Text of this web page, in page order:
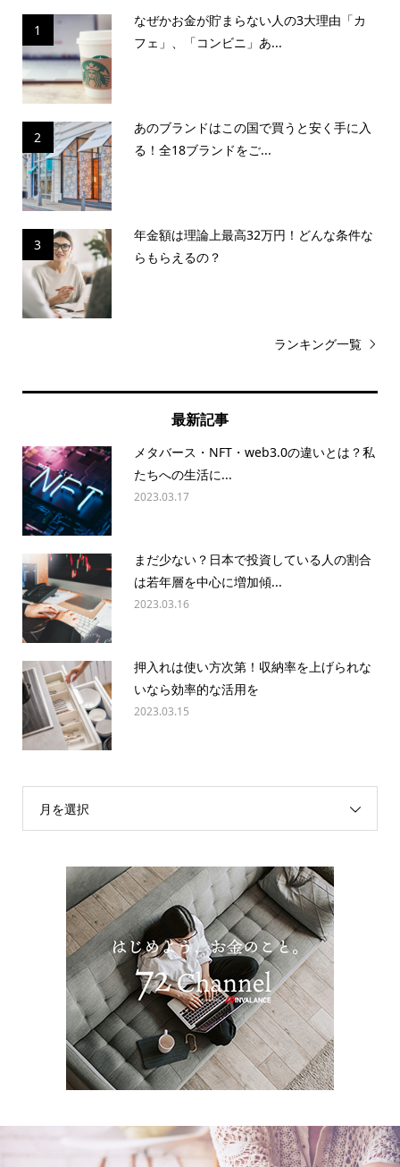
1
なぜかお金が貯まらない人の3大理由「カ
フェ」、「コンビニ」あ...
2
あのブランドはこの国で買うと安く手に入
る！全18ブランドをご...
3
年金額は理論上最高32万円！どんな条件な
らもらえるの？
ランキング一覧
最新記事
メタバース・NFT・web3.0の違いとは？私
たちへの生活に...
2023.03.17
まだ少ない？日本で投資している人の割合
は若年層を中心に増加傾...
2023.03.16
押入れは使い方次第！収納率を上げられな
いなら効率的な活用を
2023.03.15
月を選択